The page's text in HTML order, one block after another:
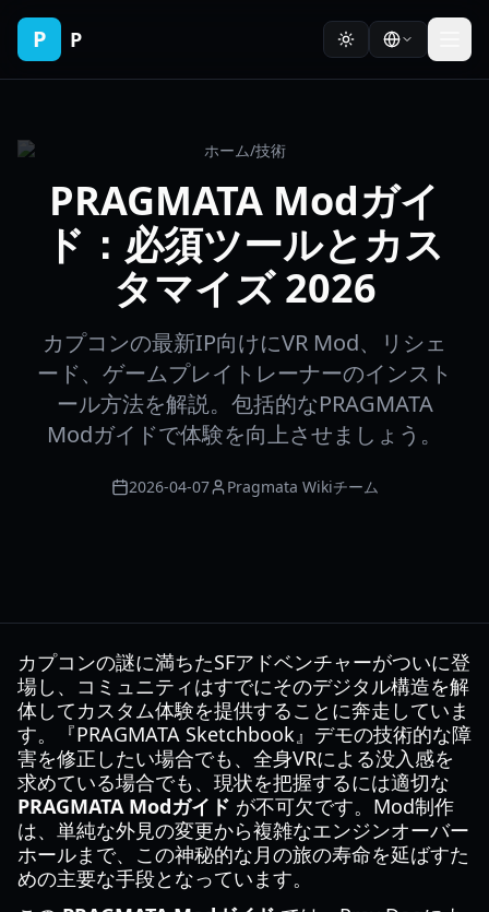
P P
ホーム/技術
PRAGMATA Modガイ
ド：必須ツールとカス
タマイズ 2026
カプコンの最新IP向けにVR Mod、リシェ
ード、ゲームプレイトレーナーのインスト
ール方法を解説。包括的なPRAGMATA
Modガイドで体験を向上させましょう。
2026-04-07 Pragmata Wikiチーム
カプコンの謎に満ちたSFアドベンチャーがついに登
場し、コミュニティはすでにそのデジタル構造を解
体してカスタム体験を提供することに奔走していま
す。『PRAGMATA Sketchbook』デモの技術的な障
害を修正したい場合でも、全身VRによる没入感を
求めている場合でも、現状を把握するには適切な
PRAGMATA Modガイド が不可欠です。Mod制作
は、単純な外見の変更から複雑なエンジンオーバー
ホールまで、この神秘的な月の旅の寿命を延ばすた
めの主要な手段となっています。